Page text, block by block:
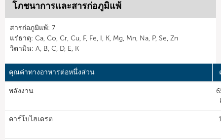
โภชนาการและสารก่อภูมิแพ้
สารก่อภูมิแพ้: 7
แร่ธาตุ: Ca, Co, Cr, Cu, F, Fe, I, K, Mg, Mn, Na, P, Se, Zn
วิตามิน: A, B, C, D, E, K
คุณค่าทางอาหารต่อหนึ่งส่วน
พลังงาน
คาร์โบไฮเดรต